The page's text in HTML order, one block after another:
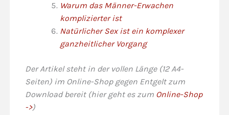
Warum das Männer-Erwachen
komplizierter ist
Natürlicher Sex ist ein komplexer
ganzheitlicher Vorgang
Der Artikel steht in der vollen Länge (12 A4-
Seiten) im Online-Shop gegen Entgelt zum
Download bereit (hier geht es zum Online-Shop
->)